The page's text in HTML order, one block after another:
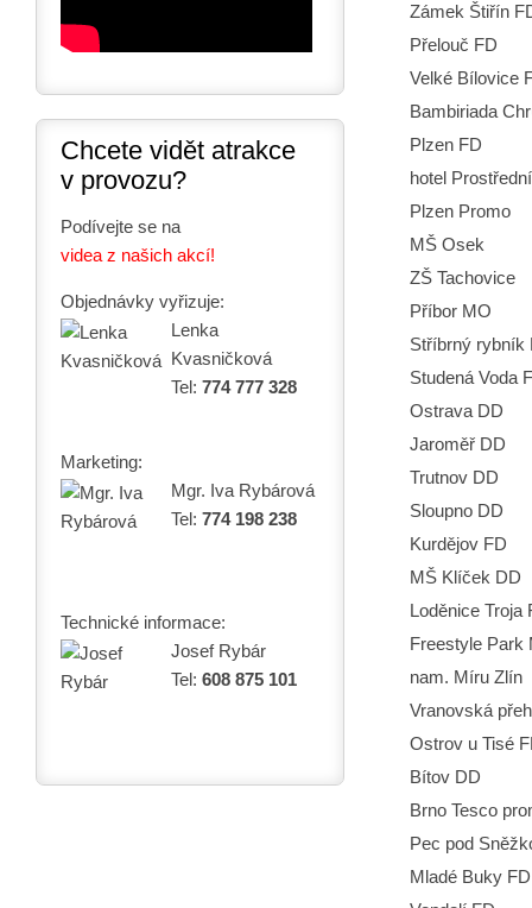
Zámek Štiřín
Přelouč FD
Velké Bílovice
Bambiriada
Plzen FD
hotel
Plzen Promo
MŠ Osek
ZŠ Tachovice
Příbor MO
Stříbrný rybník
Studená Voda
Ostrava DD
Jaroměř DD
Trutnov DD
Sloupno DD
Kurdějov FD
MŠ Klíček DD
Loděnice Troja
Freestyle Park
nam. Míru Zlín
Vranovská
Ostrov u Tisé
Bítov DD
Brno Tesco
Pec pod
Mladé Buky FD
Chcete vidět atrakce
v provozu?
Podívejte se na
videa z našich akcí!
Objednávky vyřizuje:
Lenka
Kvasničková
Tel: 774 777 328
Marketing:
Mgr. Iva Rybárová
Tel: 774 198 238
Technické informace:
Josef Rybár
Tel: 608 875 101